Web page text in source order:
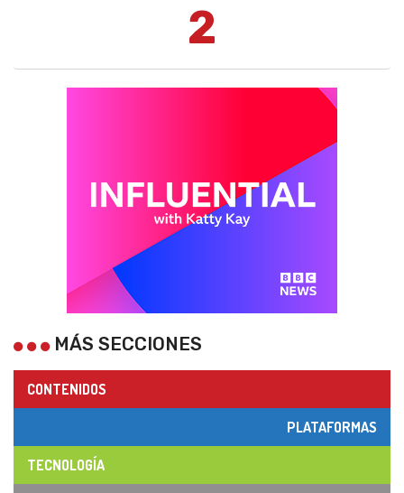
2
MÁS SECCIONES
CONTENIDOS
PLATAFORMAS
TECNOLOGÍA